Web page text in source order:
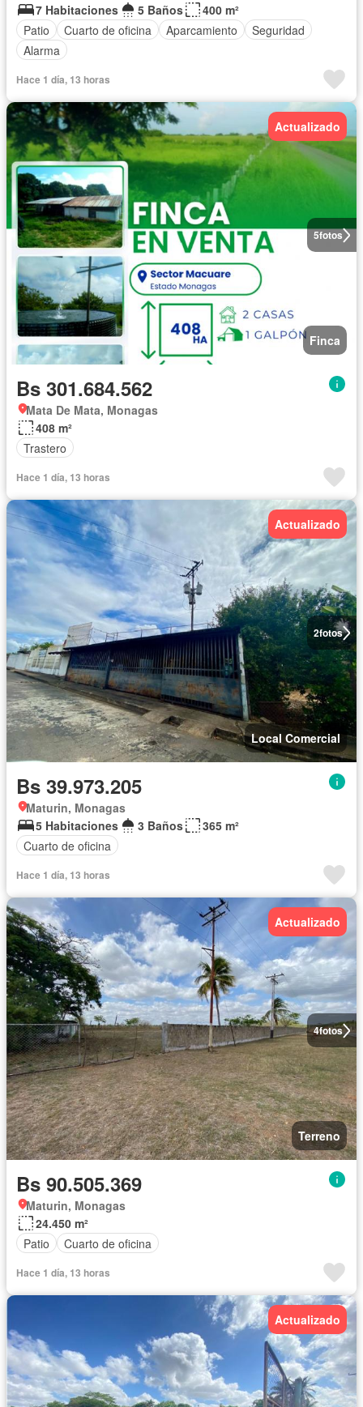
7 Habitaciones
5 Baños
400 m²
Patio
Cuarto de oficina Aparcamiento
Seguridad
Alarma
Hace 1 día, 13 horas
5fotos
Actualizado
Finca
Bs 301.684.562
Mata De Mata, Monagas
408 m²
Trastero
Hace 1 día, 13 horas
2fotos
Actualizado
Local Comercial
Bs 39.973.205
Maturin, Monagas
5 Habitaciones
3 Baños
365 m²
Cuarto de oficina
Hace 1 día, 13 horas
4fotos
Actualizado
Terreno
Bs 90.505.369
Maturin, Monagas
24.450 m²
Patio
Cuarto de oficina
Hace 1 día, 13 horas
Actualizado